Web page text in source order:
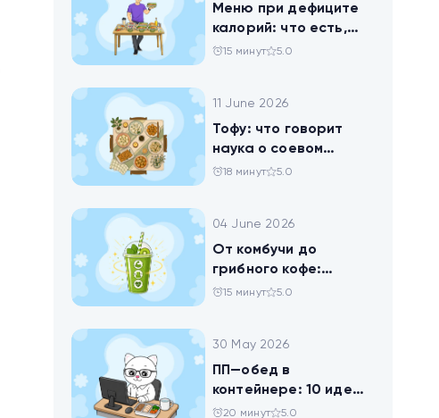
Меню при дефиците
калорий: что есть,
чтобы худеть
15 минут 5.0
11 June 2026
Тофу: что говорит
наука о соевом
твороге, который
18 минут 5.0
04 June 2026
От комбучи до
грибного кофе:
разбираемся в
15 минут 5.0
30 May 2026
ПП—обед в
контейнере: 10 идей
для офисников,
20 минут 5.0